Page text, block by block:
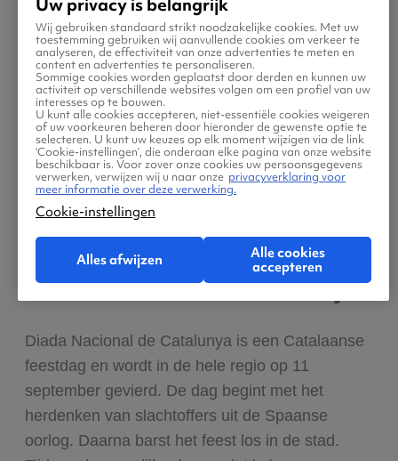
Muziekfestival Sónar
Fan van elektro- en technomuziek? Dan mag je
het jaarlijkse muziekfestival Sónar in juli zeker
niet missen! Dit festival duurt non-stop drie
dagen en trekt bezoekers van over de hele
wereld.
11sep
Diada Nacional de Catalunya
Diada Nacional de Catalunya is een Catalaanse
feestdag en wordt in de hele regio op 11
september gevierd. De dag begint met het
herdenken van slachtoffers uit de Spaanse
oorlog. Daarna barst het feest los in de stad.
Wij gebruiken standaard strikt noodzakelijke cookies. Met uw
toestemming gebruiken wij aanvullende cookies om verkeer te
analyseren, de effectiviteit van onze advertenties te meten en
content en advertenties te personaliseren.
Sommige cookies worden geplaatst door derden en kunnen uw
activiteit op verschillende websites volgen om een profiel van uw
interesses op te bouwen.
U kunt alle cookies accepteren, niet-essentiële cookies weigeren
of uw voorkeuren beheren door hieronder de gewenste optie te
selecteren. U kunt uw keuzes op elk moment wijzigen via de link
‘Cookie-instellingen’, die onderaan elke pagina van onze website
beschikbaar is. Voor zover onze cookies uw persoonsgegevens
verwerken, verwijzen wij u naar onze privacyverklaring voor
meer informatie over deze verwerking.
Cookie-instellingen
Alles afwijzen
Alle cookies
accepteren